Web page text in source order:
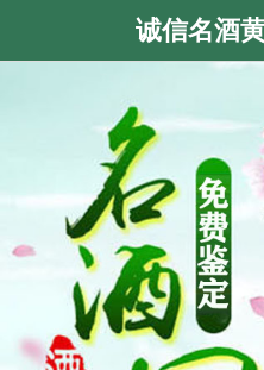
诚信名酒